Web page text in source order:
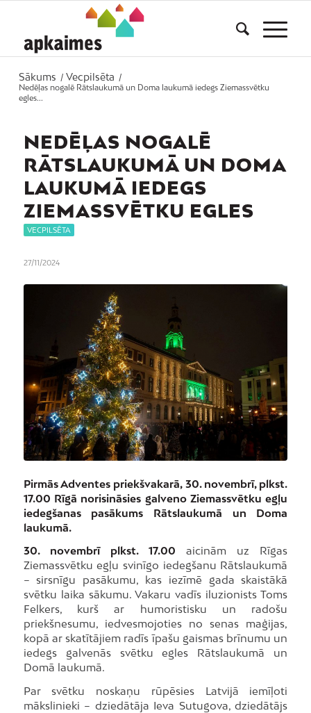
Sākums / Vecpilsēta
/
Nedēļas nogalē Rātslaukumā un Doma laukumā iedegs Ziemassvētku
egles...
NEDĒĻAS NOGALĒ
RĀTSLAUKUMĀ UN DOMA
LAUKUMĀ IEDEGS
ZIEMASSVĒTKU EGLES
VECPILSĒTA
27/11/2024
Pirmās Adventes priekšvakarā, 30. novembrī, plkst.
17.00 Rīgā norisināsies galveno Ziemassvētku egļu
iedegšanas pasākums Rātslaukumā un Doma
laukumā.
30. novembrī plkst. 17.00 aicinām uz Rīgas
Ziemassvētku egļu svinīgo iedegšanu Rātslaukumā
– sirsnīgu pasākumu, kas iezīmē gada skaistākā
svētku laika sākumu. Vakaru vadīs iluzionists Toms
Felkers, kurš ar humoristisku un radošu
priekšnesumu, iedvesmojoties no senas maģijas,
kopā ar skatītājiem radīs īpašu gaismas brīnumu un
iedegs galvenās svētku egles Rātslaukumā un
Domā laukumā.
Par svētku noskaņu rūpēsies Latvijā iemīļoti
mākslinieki – dziedātāja Ieva Sutugova, dziedātājs